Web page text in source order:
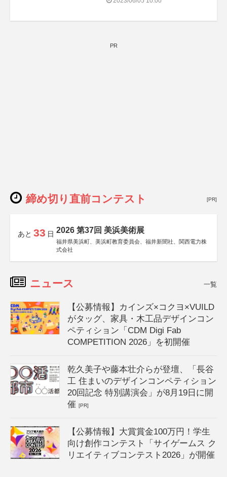
PR
締め切り直前コンテスト [PR]
あと 33 日 2026 第37回 美浜美術展
福井県美浜町、美浜町教育委員会、福井新聞社、関西電力株
式会社
ニュース 一覧
【公募情報】カインズ×コクヨ×VUILD
がタッグ、家具・木工品デザインコン
ペティション「CDM Digi Fab
COMPETITION 2026」を初開催
乾久美子や藤本壮介らが登壇、「長谷
工 住まいのデザインコンペティション
20回記念 特別講演会」が8月19日に開
催[PR]
【公募情報】大賞賞金100万円！学生
向け創作コンテスト「サイゲームス ク
リエイティブコンテスト2026」が開催